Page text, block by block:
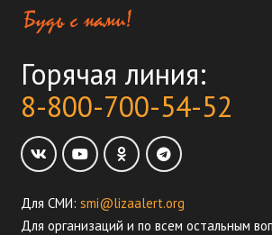
Горячая линия:
8-800-700-54-52
Для СМИ: smi@lizaalert.org
Для организаций и по всем остальным